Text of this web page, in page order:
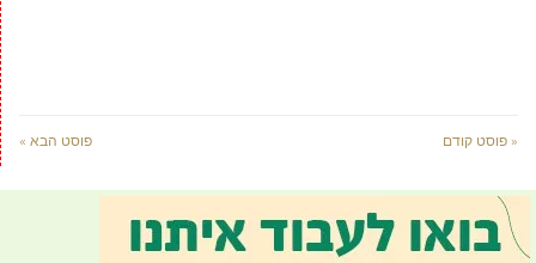
« פוסט קודם פוסט הבא »